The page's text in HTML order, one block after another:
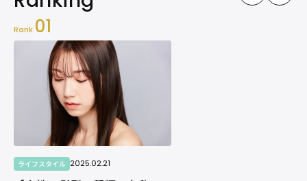
Rank 01
ライフスタイル 2025.02.21